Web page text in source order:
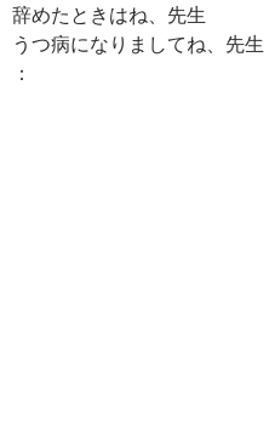
辞めたときはね、先生
うつ病になりましてね、先生
：